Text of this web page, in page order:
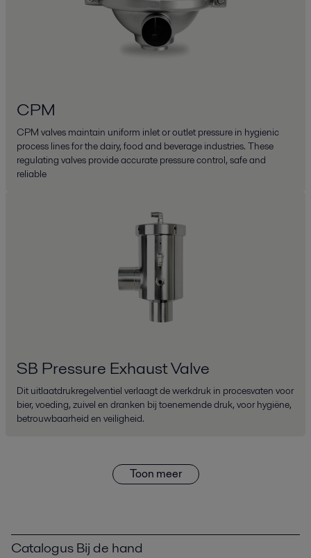
CPM
CPM valves maintain uniform inlet or outlet pressure in hygienic
process lines for the dairy, food and beverage industries. These
regulating valves provide accurate pressure control, safe and
reliable
SB Pressure Exhaust Valve
Dit uitlaatdrukregelventiel verlaagt de werkdruk in procesvaten voor
bier, voeding, zuivel en dranken bij toenemende druk, voor hygiëne,
betrouwbaarheid en veiligheid.
Toon meer
Catalogus Bij de hand